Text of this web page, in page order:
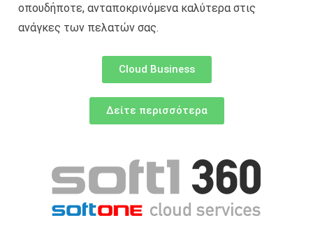
οπουδήποτε, ανταποκρινόμενα καλύτερα στις
ανάγκες των πελατών σας.
Cloud Business
Δείτε περισσότερα